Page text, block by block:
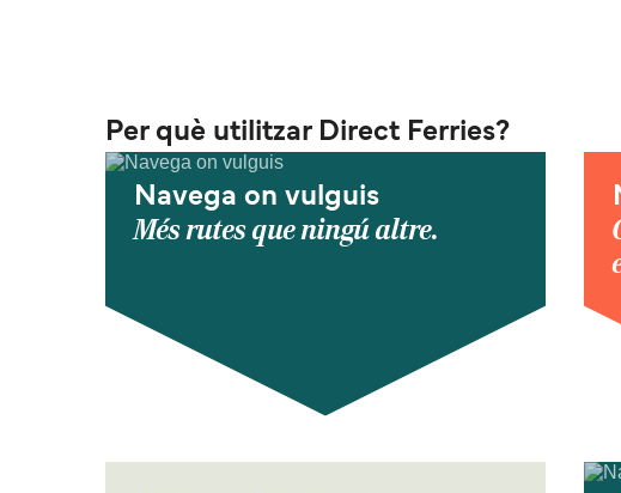
Per què utilitzar Direct Ferries?
Navega on vulguis
Més rutes que ningú altre.